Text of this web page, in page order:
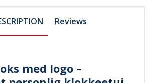
Reviews
med logo –